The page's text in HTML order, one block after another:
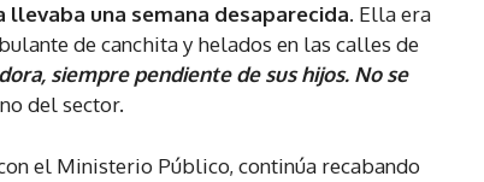
llevaba una semana desaparecida. Ella era
de canchita y helados en las calles de
siempre pendiente de sus hijos. No se
del sector.
el Ministerio Público, continúa recabando